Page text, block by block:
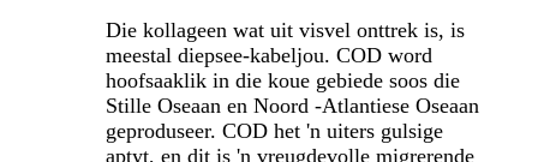
Die kollageen wat uit visvel onttrek is, is
meestal diepsee-kabeljou. COD word
hoofsaaklik in die koue gebiede soos die
Stille Oseaan en Noord -Atlantiese Oseaan
geproduseer. COD het 'n uiters gulsige
aptyt, en dit is 'n vreugdevolle migrerende